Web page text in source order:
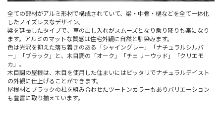
全ての部材がアルミ形材で構成されていて、梁・中骨・樋などを全て一体化
したノイズレスなデザイン。
梁を延長したタイプで、車の出し入れがスムーズとなり乗り降りも楽になり
ます。アルミのマットな質感は住宅外観に自然と馴染みます。
色は光沢を抑えた落ち着きのある「シャイングレー」「ナチュラルシルバ
ー」「ブラック」と、木目調の「オーク」「チェリーウッド」「クリエモ
カ」。
木目調の屋根は、木目を使用した住まいにはピッタリでナチュラルテイスト
の外観に仕上げることができます。
屋根材とブラックの柱を組み合わせたツートンカラーもありバリエーション
も豊富に取り揃えています。